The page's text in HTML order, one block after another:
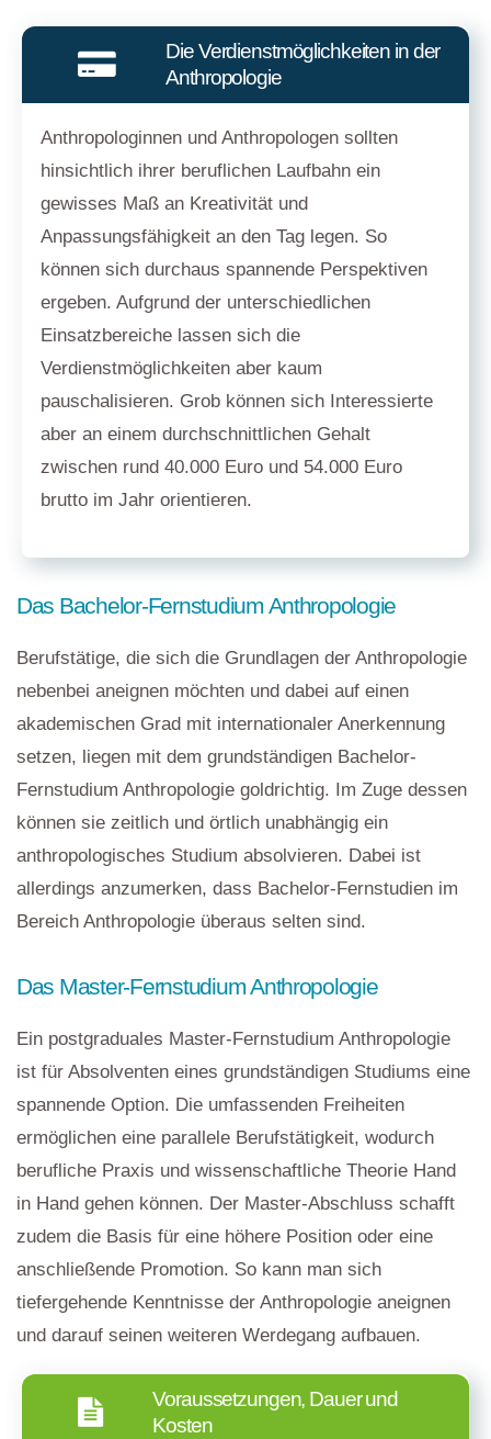
Die Verdienstmöglichkeiten in der
Anthropologie
Anthropologinnen und Anthropologen sollten
hinsichtlich ihrer beruflichen Laufbahn ein
gewisses Maß an Kreativität und
Anpassungsfähigkeit an den Tag legen. So
können sich durchaus spannende Perspektiven
ergeben. Aufgrund der unterschiedlichen
Einsatzbereiche lassen sich die
Verdienstmöglichkeiten aber kaum
pauschalisieren. Grob können sich Interessierte
aber an einem durchschnittlichen Gehalt
zwischen rund 40.000 Euro und 54.000 Euro
brutto im Jahr orientieren.
Das Bachelor-Fernstudium Anthropologie
Berufstätige, die sich die Grundlagen der Anthropologie
nebenbei aneignen möchten und dabei auf einen
akademischen Grad mit internationaler Anerkennung
setzen, liegen mit dem grundständigen Bachelor-
Fernstudium Anthropologie goldrichtig. Im Zuge dessen
können sie zeitlich und örtlich unabhängig ein
anthropologisches Studium absolvieren. Dabei ist
allerdings anzumerken, dass Bachelor-Fernstudien im
Bereich Anthropologie überaus selten sind.
Das Master-Fernstudium Anthropologie
Ein postgraduales Master-Fernstudium Anthropologie
ist für Absolventen eines grundständigen Studiums eine
spannende Option. Die umfassenden Freiheiten
ermöglichen eine parallele Berufstätigkeit, wodurch
berufliche Praxis und wissenschaftliche Theorie Hand
in Hand gehen können. Der Master-Abschluss schafft
zudem die Basis für eine höhere Position oder eine
anschließende Promotion. So kann man sich
tiefergehende Kenntnisse der Anthropologie aneignen
und darauf seinen weiteren Werdegang aufbauen.
Voraussetzungen, Dauer und
Kosten